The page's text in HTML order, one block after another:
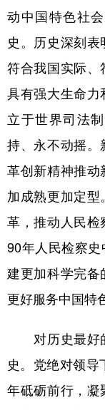
动中国特色社
史。历史深刻
符合我国实际、
具有强大生命
立于世界司法
持、永不动摇
革创新精神推
加成熟更加定
革，推动人民检
90年人民检察
建更加科学完备
更好服务中国特
对历史最好
史。党绝对领
年砥砺前行，